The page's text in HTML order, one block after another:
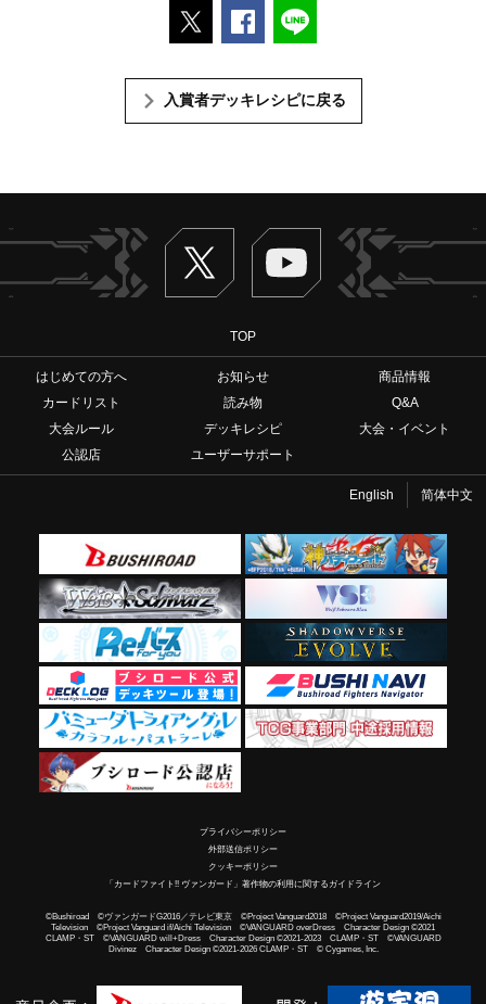
ポストするFacebookでシェアする
入賞者デッキレシピに戻る
Twitter ヴァンガードch
TOP
はじめての方へ お知らせ
商品情報
カードリスト
読み物
Q&A
大会ルール
デッキレシピ
大会・イベント
公認店
ユーザーサポート
English 简体中文
プライバシーポリシー
外部送信ポリシー
クッキーポリシー
「カードファイト!! ヴァンガード」著作物の利用に関するガイドライン
©Bushiroad ©ヴァンガードG2016／テレビ東京 ©Project Vanguard2018 ©Project Vanguard2019/Aichi
Television ©Project Vanguard if/Aichi Television ©VANGUARD overDress Character Design ©2021
CLAMP・ST ©VANGUARD will+Dress Character Design ©2021-2023 CLAMP・ST ©VANGUARD
Divinez Character Design ©2021-2026 CLAMP・ST © Cygames, Inc.